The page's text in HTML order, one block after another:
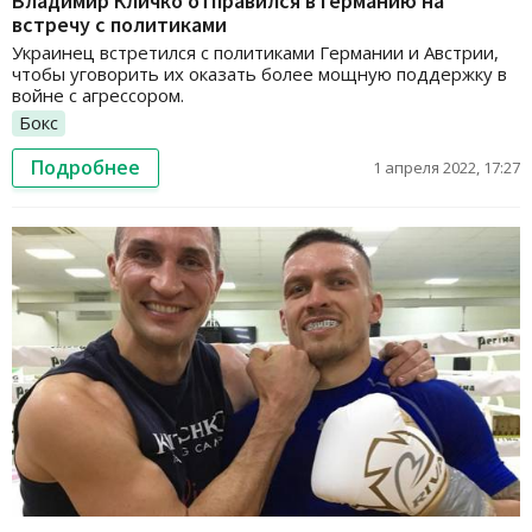
встречу с политиками
Украинец встретился с политиками Германии и Австрии,
чтобы уговорить их оказать более мощную поддержку в
войне с агрессором.
Бокс
Подробнее 1 апреля 2022, 17:27